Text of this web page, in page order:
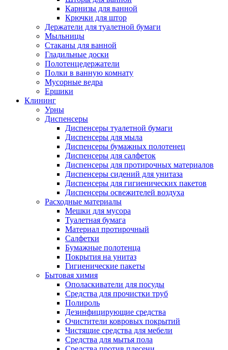
Карнизы для ванной
Крючки для штор
Держатели для туалетной бумаги
Мыльницы
Стаканы для ванной
Гладильные доски
Полотенцедержатели
Полки в ванную комнату
Мусорные ведра
Ершики
Клининг
Урны
Диспенсеры
Диспенсеры туалетной бумаги
Диспенсеры для мыла
Диспенсеры бумажных полотенец
Диспенсеры для салфеток
Диспенсеры для протирочных материалов
Диспенсеры сидений для унитаза
Диспенсеры для гигиенических пакетов
Диспенсеры освежителей воздуха
Расходные материалы
Мешки для мусора
Туалетная бумага
Материал протирочный
Салфетки
Бумажные полотенца
Покрытия на унитаз
Гигиенические пакеты
Бытовая химия
Ополаскиватели для посуды
Средства для прочистки труб
Полироль
Дезинфицирующие средства
Очистители ковровых покрытий
Чистящие средства для мебели
Средства для мытья пола